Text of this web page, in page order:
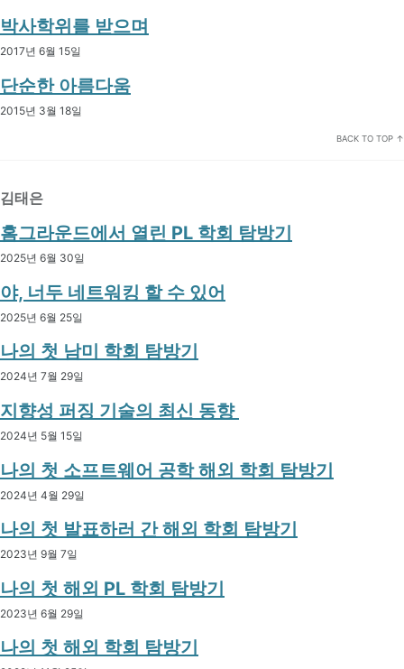
박사학위를 받으며
2017년 6월 15일
단순한 아름다움
2015년 3월 18일
BACK TO TOP ↑
김태은
홈그라운드에서 열린 PL 학회 탐방기
2025년 6월 30일
야, 너두 네트워킹 할 수 있어
2025년 6월 25일
나의 첫 남미 학회 탐방기
2024년 7월 29일
지향성 퍼징 기술의 최신 동향
2024년 5월 15일
나의 첫 소프트웨어 공학 해외 학회 탐방기
2024년 4월 29일
나의 첫 발표하러 간 해외 학회 탐방기
2023년 9월 7일
나의 첫 해외 PL 학회 탐방기
2023년 6월 29일
나의 첫 해외 학회 탐방기